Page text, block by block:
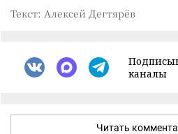
Текст: Алексей Дегтярёв
каналы
Читать